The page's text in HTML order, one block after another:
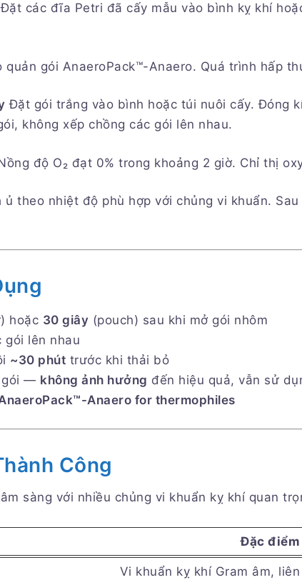
Đặt các đĩa Petri đã cấy mẫu vào bình kỵ khí
quản gói AnaeroPack™-Anaero. Quá trình hấp
Đặt gói trắng vào bình hoặc túi nuôi cấy. Đóng
không xếp chồng các gói lên nhau.
độ O₂ đạt 0% trong khoảng 2 giờ. Chỉ thị
ủ theo nhiệt độ phù hợp với chủng vi khuẩn.
hoặc 30 giây (pouch) sau khi mở gói nhôm
gói lên nhau
~30 phút trước khi thải bỏ
gói — không ảnh hưởng đến hiệu quả, vẫn sử
Anaero for thermophiles
Công
sàng với nhiều chủng vi khuẩn kỵ khí quan
Đặc điểm
Vi khuẩn kỵ khí Gram âm,